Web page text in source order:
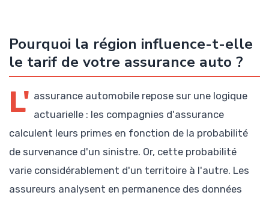
Pourquoi la région influence-t-elle
le tarif de votre assurance auto ?
L' assurance automobile repose sur une logique
actuarielle : les compagnies d'assurance
calculent leurs primes en fonction de la probabilité
de survenance d'un sinistre. Or, cette probabilité
varie considérablement d'un territoire à l'autre. Les
assureurs analysent en permanence des données